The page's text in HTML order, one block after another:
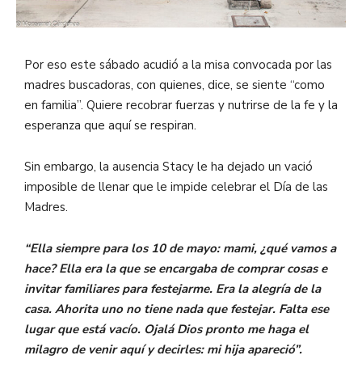
Por eso este sábado acudió a la misa convocada por las
madres buscadoras, con quienes, dice, se siente “como
en familia”. Quiere recobrar fuerzas y nutrirse de la fe y la
esperanza que aquí se respiran.
Sin embargo, la ausencia Stacy le ha dejado un vació
imposible de llenar que le impide celebrar el Día de las
Madres.
“Ella siempre para los 10 de mayo: mami, ¿qué vamos a
hace? Ella era la que se encargaba de comprar cosas e
invitar familiares para festejarme. Era la alegría de la
casa. Ahorita uno no tiene nada que festejar. Falta ese
lugar que está vacío. Ojalá Dios pronto me haga el
milagro de venir aquí y decirles: mi hija apareció”.